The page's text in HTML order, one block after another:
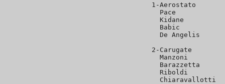
1-Aerostato
Pace
Kidane
Babic
De Angelis
2-Carugate
Manzoni
Barazzetta
Riboldi
Chiaravallotti